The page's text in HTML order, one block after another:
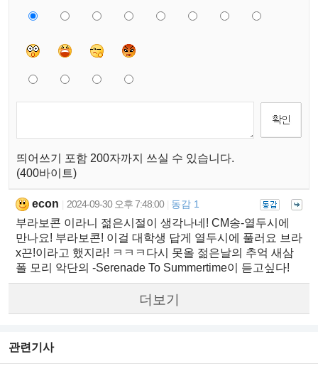
띄어쓰기 포함 200자까지 쓰실 수 있습니다.
(400바이트)
econ 2024-09-30 오후 7:48:00 동감 1
부라보콘 이라니 젊은시절이 생각나네! CM송-열두시에
만나요! 부라보콘! 이걸 대학생 답게 열두시에 풀러요 브라
x끈!이라고 했지라! ㅋㅋㅋ다시 못올 젊은날의 추억 새삼
폴 모리 악단의 -Serenade To Summertime이 듣고싶다!
더보기
관련기사